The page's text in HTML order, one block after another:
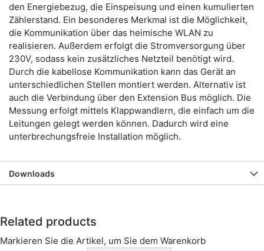
den Energiebezug, die Einspeisung und einen kumulierten
Zählerstand. Ein besonderes Merkmal ist die Möglichkeit,
die Kommunikation über das heimische WLAN zu
realisieren. Außerdem erfolgt die Stromversorgung über
230V, sodass kein zusätzliches Netzteil benötigt wird.
Durch die kabellose Kommunikation kann das Gerät an
unterschiedlichen Stellen montiert werden. Alternativ ist
auch die Verbindung über den Extension Bus möglich. Die
Messung erfolgt mittels Klappwandlern, die einfach um die
Leitungen gelegt werden können. Dadurch wird eine
unterbrechungsfreie Installation möglich.
Downloads
Related products
Markieren Sie die Artikel, um Sie dem Warenkorb